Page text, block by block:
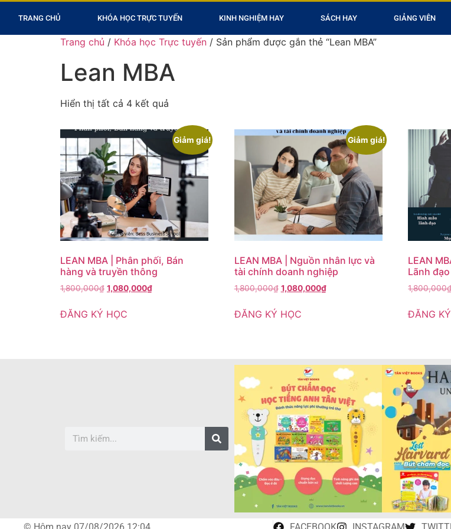
TRANG CHỦ KHÓA HỌC TRỰC TUYẾN KINH NGHIỆM HAY SÁCH HAY GIẢNG VIÊN
Trang chủ / Khóa học Trực tuyến / Sản phẩm được gắn thẻ “Lean MBA”
Lean MBA
Hiển thị tất cả 4 kết quả
Giảm giá!
LEAN MBA | Phân phối, Bán
hàng và truyền thông
1,800,000₫ 1,080,000₫
ĐĂNG KÝ HỌC
Giảm giá!
LEAN MBA | Nguồn nhân lực và
tài chính doanh nghiệp
1,800,000₫ 1,080,000₫
ĐĂNG KÝ HỌC
LEAN
Lãnh đạo
1,800,000
ĐĂNG